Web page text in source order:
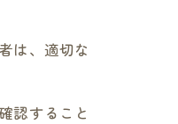
は、適切な
認すること